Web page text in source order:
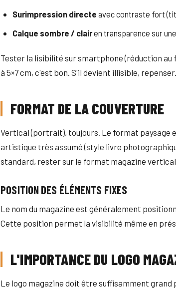
Surimpression directe avec contraste fort
Calque sombre / clairen transparence sur
Tester la lisibilité sur smartphone (réduction
à 5×7 cm, c'est bon. S'il devient illisible, repenser.
FORMAT DE LA COUVERTURE
Vertical (portrait), toujours. Le format paysage
artistique très assumé (style livre
standard, rester sur le format magazine
POSITION DES ÉLÉMENTS FIXES
Le nom du magazine est généralement
Cette position permet la visibilité même en
L'IMPORTANCE DU LOGO
Le logo magazine doit être suffisamment grand